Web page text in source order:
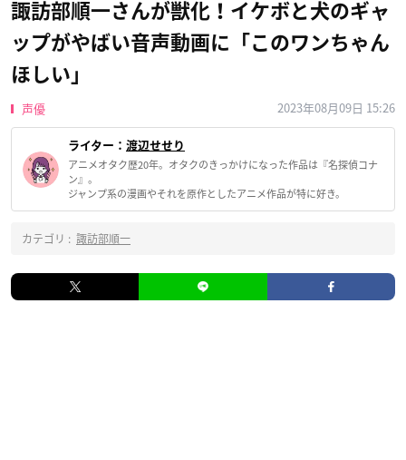
諏訪部順一さんが獣化！イケボと犬のギャ
ップがやばい音声動画に「このワンちゃん
ほしい」
声優 2023年08月09日 15:26
ライター： 渡辺せせり
アニメオタク歴20年。オタクのきっかけになった作品は『名探偵コナ
ン』。
ジャンプ系の漫画やそれを原作としたアニメ作品が特に好き。
カテゴリ : 諏訪部順一